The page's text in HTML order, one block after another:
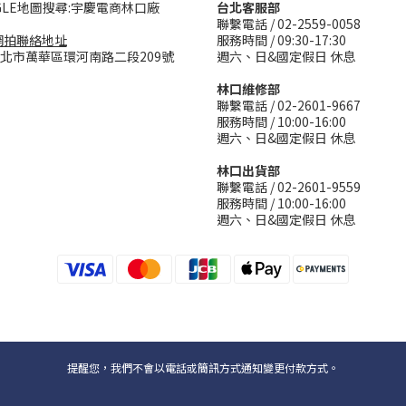
地圖搜尋:宇慶電商林口廠
拍聯絡地址
市萬華區環河南路二段209號
台北客服部
聯繫電話 / 02-2559-0058
服務時間 / 09:30-17:30
週六、日&國定假日 休息
林口維修部
聯繫電話 / 02-2601-9667
服務時間 / 10:00-16:00
週六、日&國定假日 休息
林口出貨部
聯繫電話 / 02-2601-9559
服務時間 / 10:00-16:00
週六、日&國定假日 休息
提醒您，我們不會以電話或簡訊方式通知變更付款方式。